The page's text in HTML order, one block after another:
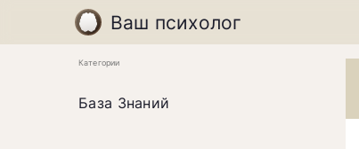
Ваш психолог
Категории
База Знаний